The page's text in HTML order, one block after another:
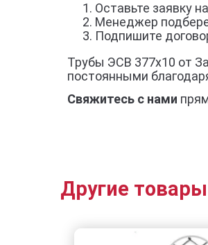
Оставьте заявку
Менеджер
Подпишите
Трубы ЭСВ 377х10 от
постоянными
Свяжитесь с нами
Другие